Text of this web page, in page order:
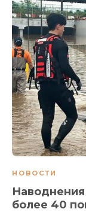
НОВОСТИ
более 40